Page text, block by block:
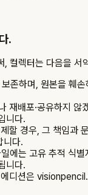
.
, 컬렉터는 다음을 서
존하며, 원본을 훼
재배포·공유하지 않
니다.
할 경우, 그 책임과
니다.
에는 고유 추적 식
니다.
디션은